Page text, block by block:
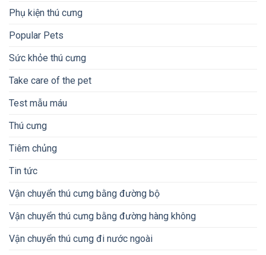
Phụ kiện thú cưng
Popular Pets
Sức khỏe thú cưng
Take care of the pet
Test mẫu máu
Thú cưng
Tiêm chủng
Tin tức
Vận chuyển thú cưng bằng đường bộ
Vận chuyển thú cưng bằng đường hàng không
Vận chuyển thú cưng đi nước ngoài